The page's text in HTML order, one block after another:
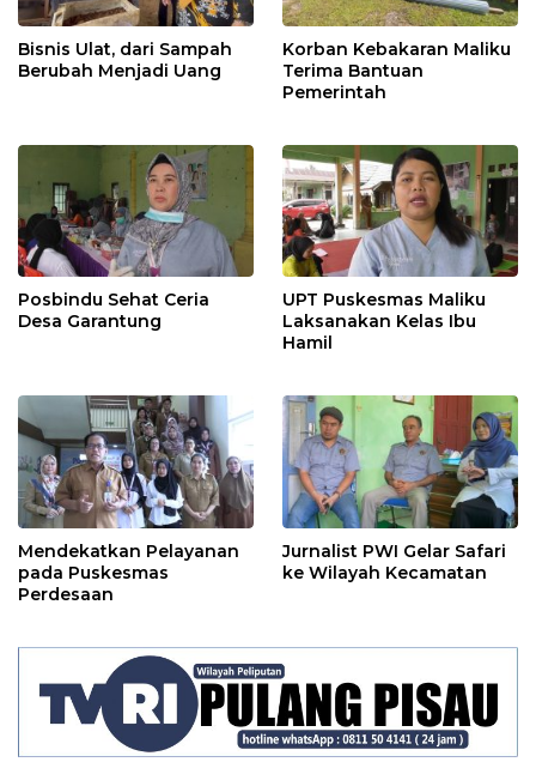
Bisnis Ulat, dari Sampah
Berubah Menjadi Uang
Korban Kebakaran Maliku
Terima Bantuan
Pemerintah
Posbindu Sehat Ceria
Desa Garantung
UPT Puskesmas Maliku
Laksanakan Kelas Ibu
Hamil
Mendekatkan Pelayanan
pada Puskesmas
Perdesaan
Jurnalist PWI Gelar Safari
ke Wilayah Kecamatan